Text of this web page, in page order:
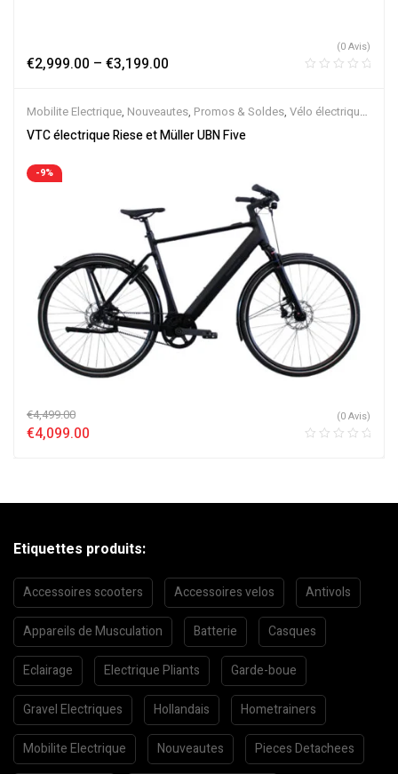
€2,999.00 – €3,199.00
(0 Avis)
Mobilite Electrique, Nouveautes, Promos & Soldes, Vélo électrique
ville,Velos Electriques, VTC Electrique
VTC électrique Riese et Müller UBN Five
-9%
€4,499.00
€4,099.00
(0 Avis)
Etiquettes produits:
Accessoires scooters Accessoires velos Antivols
Appareils de Musculation Batterie Casques
Eclairage Electrique Pliants Garde-boue
Gravel Electriques Hollandais Hometrainers
Mobilite Electrique Nouveautes Pieces Detachees